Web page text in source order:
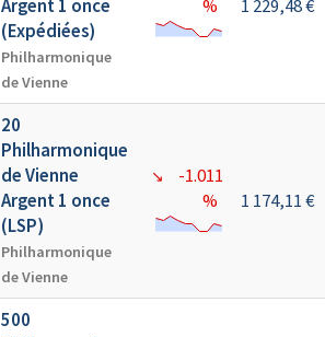
Argent 1 once
(Expédiées)
Philharmonique
de Vienne
% 1 229,48 €
20
Philharmonique
de Vienne
Argent 1 once
(LSP)
Philharmonique
de Vienne
↘
-1.011
%
1 174,11 €
500